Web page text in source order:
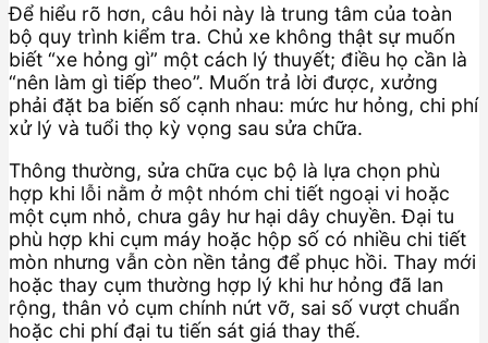
Để hiểu rõ hơn, câu hỏi này là trung tâm của toàn
bộ quy trình kiểm tra. Chủ xe không thật sự muốn
biết “xe hỏng gì” một cách lý thuyết; điều họ cần là
“nên làm gì tiếp theo”. Muốn trả lời được, xưởng
phải đặt ba biến số cạnh nhau: mức hư hỏng, chi phí
xử lý và tuổi thọ kỳ vọng sau sửa chữa.
Thông thường, sửa chữa cục bộ là lựa chọn phù
hợp khi lỗi nằm ở một nhóm chi tiết ngoại vi hoặc
một cụm nhỏ, chưa gây hư hại dây chuyền. Đại tu
phù hợp khi cụm máy hoặc hộp số có nhiều chi tiết
mòn nhưng vẫn còn nền tảng để phục hồi. Thay mới
hoặc thay cụm thường hợp lý khi hư hỏng đã lan
rộng, thân vỏ cụm chính nứt vỡ, sai số vượt chuẩn
hoặc chi phí đại tu tiến sát giá thay thế.